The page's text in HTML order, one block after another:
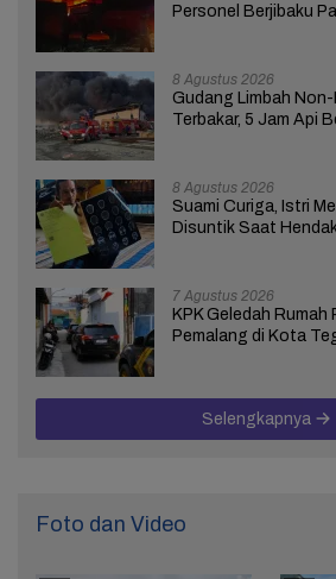
Personel Berjibaku
8 Agustus 2026
Gudang Limbah
Terbakar, 5 Jam Api
8 Agustus 2026
Suami Curiga, Istri
Disuntik Saat
7 Agustus 2026
KPK Geledah Rumah
Pemalang di Kota
Selengkapnya
Foto dan Video